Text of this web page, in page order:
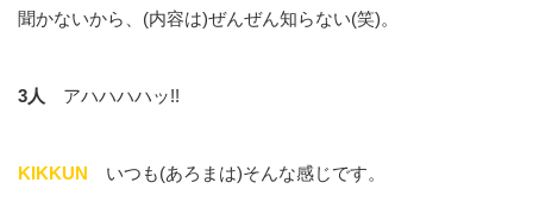
聞かないから、(内容は)ぜんぜん知らない(笑)。
3人 アハハハハッ!!
KIKKUN いつも(あろまは)そんな感じです。